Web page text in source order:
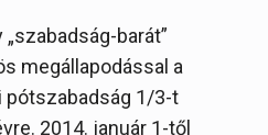
barát”
megállapodással a
pótszabadság 1/3-t
2014. január 1-től